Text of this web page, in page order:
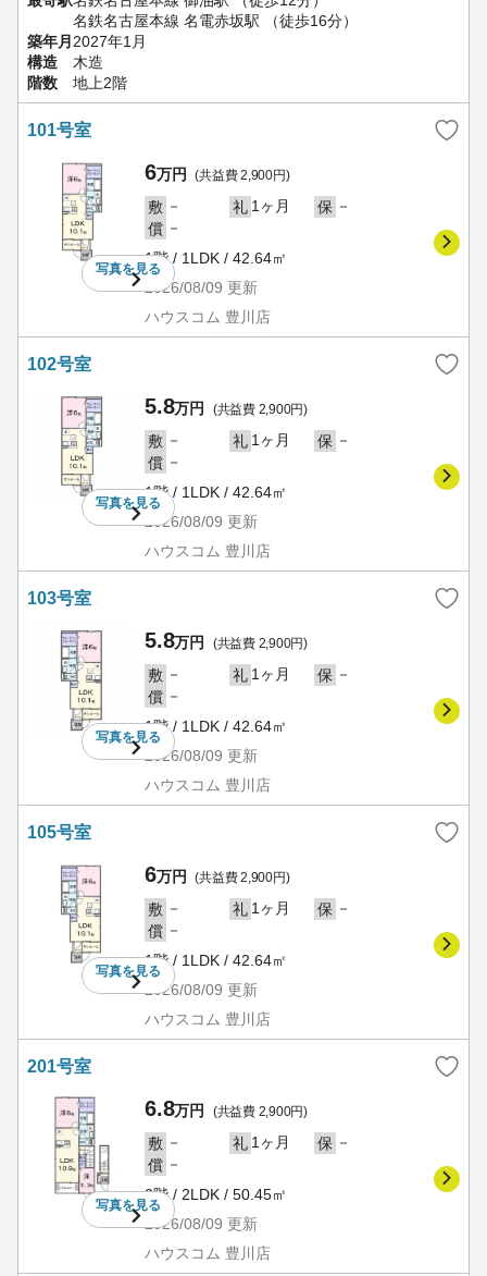
名鉄名古屋本線 名電赤坂駅 （徒歩16分）
築年月 2027年1月
構造
木造
階数
地上2階
101号室
写真を見る
6万円 (共益費 2,900円)
敷 － 礼 1ヶ月 保 －
償 －
1階 / 1LDK / 42.64㎡
2026/08/09 更新
ハウスコム 豊川店
102号室
写真を見る
5.8万円 (共益費 2,900円)
敷 － 礼 1ヶ月 保 －
償 －
1階 / 1LDK / 42.64㎡
2026/08/09 更新
ハウスコム 豊川店
103号室
写真を見る
5.8万円 (共益費 2,900円)
敷 － 礼 1ヶ月 保 －
償 －
1階 / 1LDK / 42.64㎡
2026/08/09 更新
ハウスコム 豊川店
105号室
写真を見る
6万円 (共益費 2,900円)
敷 － 礼 1ヶ月 保 －
償 －
1階 / 1LDK / 42.64㎡
2026/08/09 更新
ハウスコム 豊川店
201号室
写真を見る
6.8万円 (共益費 2,900円)
敷 － 礼 1ヶ月 保 －
償 －
2階 / 2LDK / 50.45㎡
2026/08/09 更新
ハウスコム 豊川店